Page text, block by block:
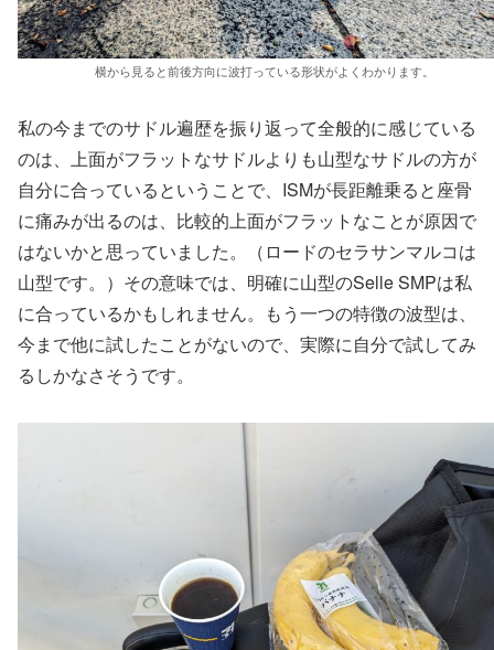
横から見ると前後方向に波打っている形状がよくわかります。
私の今までのサドル遍歴を振り返って全般的に感じている
のは、上面がフラットなサドルよりも山型なサドルの方が
自分に合っているということで、ISMが長距離乗ると座骨
に痛みが出るのは、比較的上面がフラットなことが原因で
はないかと思っていました。（ロードのセラサンマルコは
山型です。）その意味では、明確に山型のSelle SMPは私
に合っているかもしれません。もう一つの特徴の波型は、
今まで他に試したことがないので、実際に自分で試してみ
るしかなさそうです。